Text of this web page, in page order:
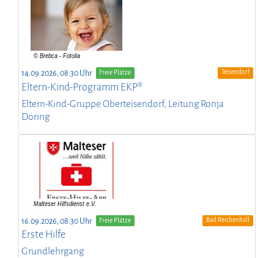
14.09.2026, 08:30 Uhr Freie Plätze Teisendorf
Eltern-Kind-Programm EKP®
Eltern-Kind-Gruppe Oberteisendorf, Leitung Ronja
Döring
16.09.2026, 08:30 Uhr Freie Plätze Bad Reichenhall
Erste Hilfe
Grundlehrgang